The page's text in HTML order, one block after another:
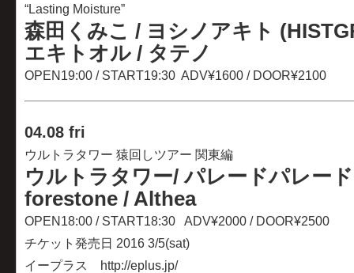
“Lasting Moisture”
森田くみこ / ヨシノアキト
エキトオル / タテノ
OPEN19:00 / START19:30 ADV¥1600 / DOOR¥2100
04.08 fri
ウルトラタワー 猿回しツアー 関東編
ウルトラタワー/ パレードパレー
forestone / Althea
OPEN18:00 / START18:30 ADV¥2000 / DOOR¥2500
チケット発売日 2016 3/5(sat)
イープラス http://eplus.jp/